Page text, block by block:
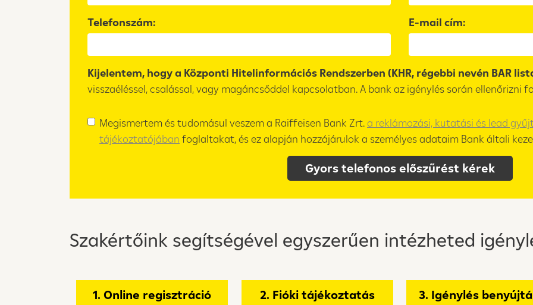
Telefonszám: E-mail cím:
Kijelentem, hogy a Központi Hitelinformációs Rendszerben (KHR, régebbi nevén BAR
visszaéléssel, csalással, vagy magáncsőddel kapcsolatban. A bank az igénylés során ellenőrizni
Megismertem és tudomásul veszem a Raiffeisen Bank Zrt.a reklámozási, kutatási és lead
tájékoztatójában foglaltakat, és ez alapján hozzájárulok a személyes adataim Bank általi
Gyors telefonos előszűrést kérek
Szakértőink segítségével egyszerűen intézheted
1. Online regisztráció 2. Fióki tájékoztatás 3. Igénylés